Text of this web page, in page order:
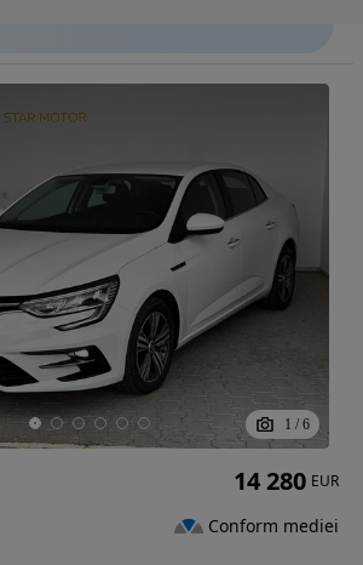
1 / 6
14 280 EUR
Conform mediei